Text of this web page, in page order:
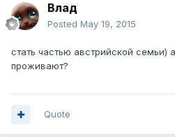
Влад
Posted May 19, 2015
стать частью австрийской семьи)
проживают?
Quote